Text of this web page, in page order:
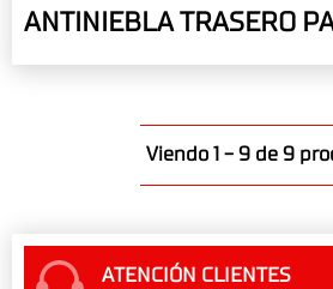
ANTINIEBLA TRASERO
Viendo 1 - 9 de 9
ATENCIÓN CLIENTES